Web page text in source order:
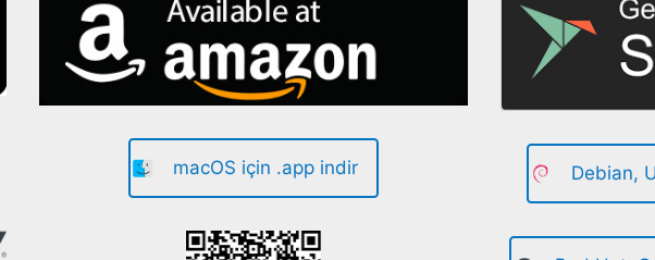
macOS için .app indir Debian,